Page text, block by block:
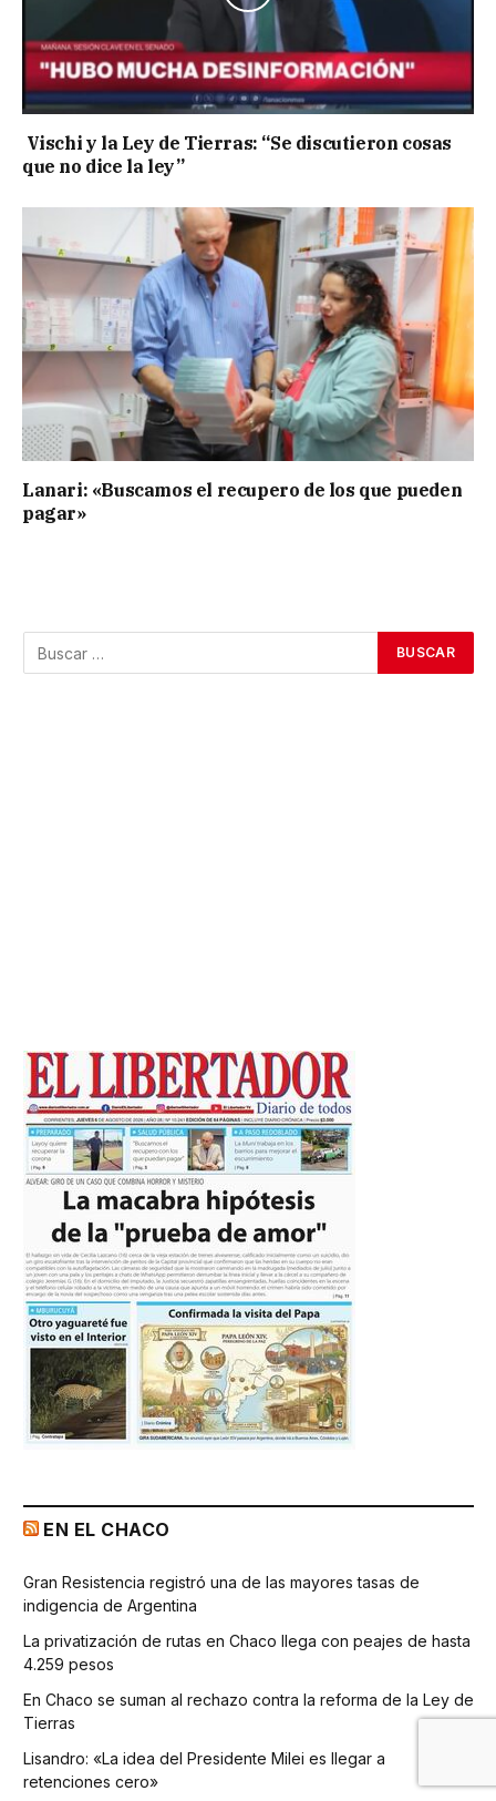
Vischi y la Ley de Tierras: “Se discutieron cosas
que no dice la ley”
Lanari: «Buscamos el recupero de los que pueden
pagar»
EN EL CHACO
Gran Resistencia registró una de las mayores tasas de
indigencia de Argentina
La privatización de rutas en Chaco llega con peajes de hasta
4.259 pesos
En Chaco se suman al rechazo contra la reforma de la Ley de
Tierras
Lisandro: «La idea del Presidente Milei es llegar a
retenciones cero»